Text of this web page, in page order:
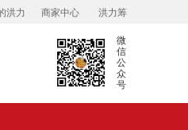
洪力 商家中心 洪力筹
微
信
公
众
号